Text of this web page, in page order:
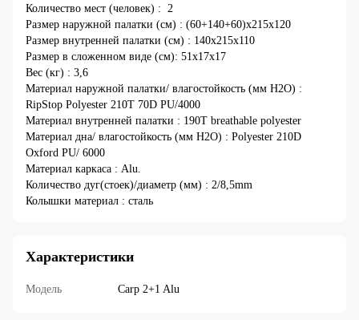
Количество мест (человек) : 2
Размер наружной палатки (см) : (60+140+60)x215x120
Размер внутренней палатки (см) : 140x215x110
Размер в сложенном виде (см): 51x17x17
Вес (кг) : 3,6
Материал наружной палатки/ влагостойкость (мм H2O) :
RipStop Polyester 210T 70D PU/4000
Материал внутренней палатки : 190T breathable polyester
Материал дна/ влагостойкость (мм H2O) : Polyester 210D
Oxford PU/ 6000
Материал каркаса : Alu.
Количество дуг(стоек)/диаметр (мм) : 2/8,5mm
Колышки материал : сталь
Характеристики
Модель Carp 2+1 Alu